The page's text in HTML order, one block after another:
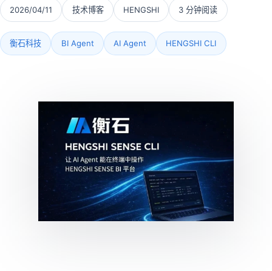
2026/04/11 技术博客 HENGSHI 3 分钟阅读
衡石科技 BI Agent AI Agent HENGSHI CLI